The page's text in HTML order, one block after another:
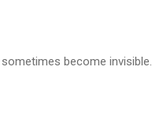
become invisible.